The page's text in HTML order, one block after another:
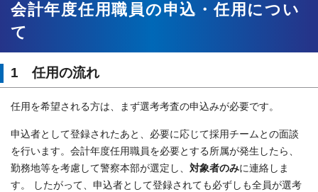
会計年度任用職員の申込・任用につい
て
1 任用の流れ
任用を希望される方は、まず選考考査の申込みが必要です。
申込者として登録されたあと、必要に応じて採用チームとの面談
を行います。会計年度任用職員を必要とする所属が発生したら、
勤務地等を考慮して警察本部が選定し、 対象者のみに連絡しま
す。 したがって、申込者として登録されても必ずしも全員が選考